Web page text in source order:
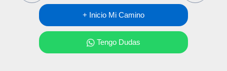
+ Inicio Mi Camino
Tengo Dudas